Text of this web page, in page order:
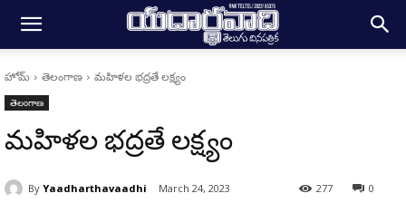
హోమ్ తెలంగాణ మహిళల భద్రతే లక్ష్యం
తెలంగాణ
మహిళల భద్రతే లక్ష్యం
By Yaadharthavaadhi March 24, 2023 0
277